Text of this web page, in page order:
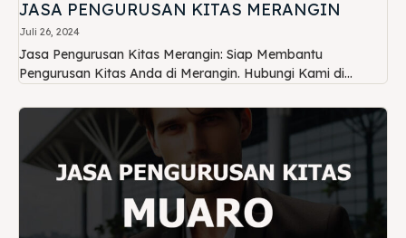
JASA PENGURUSAN KITAS MERANGIN
Juli 26, 2024
Jasa Pengurusan Kitas Merangin: Siap Membantu
Pengurusan Kitas Anda di Merangin. Hubungi Kami di...